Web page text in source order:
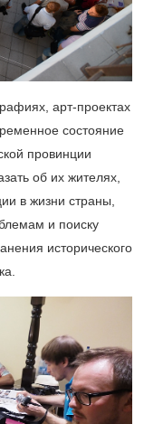
арт-проектах
состояние
провинции
об их жителях,
в жизни страны,
и поиску
исторического